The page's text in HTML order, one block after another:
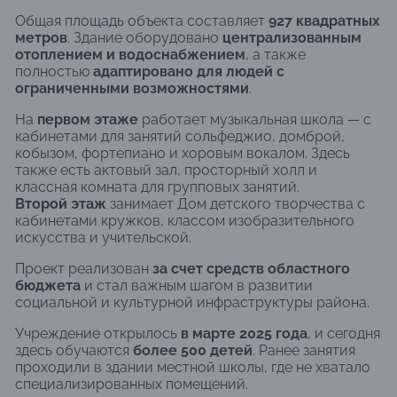
Общая площадь объекта составляет 927 квадратных
метров. Здание оборудовано централизованным
отоплением и водоснабжением, а также
полностью адаптировано для людей с
ограниченными возможностями.
На первом этаже работает музыкальная школа — с
кабинетами для занятий сольфеджио, домброй,
кобызом, фортепиано и хоровым вокалом. Здесь
также есть актовый зал, просторный холл и
классная комната для групповых занятий.
Второй этаж занимает Дом детского творчества с
кабинетами кружков, классом изобразительного
искусства и учительской.
Проект реализован за счет средств областного
бюджета и стал важным шагом в развитии
социальной и культурной инфраструктуры района.
Учреждение открылось в марте 2025 года, и сегодня
здесь обучаются более 500 детей. Ранее занятия
проходили в здании местной школы, где не хватало
специализированных помещений.